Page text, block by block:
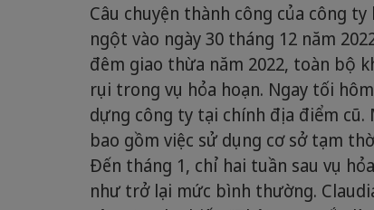
Câu chuyện thành công của công
ngột vào ngày 30 tháng 12 năm
đêm giao thừa năm 2022, toàn bộ
rụi trong vụ hỏa hoạn. Ngay tối
dựng công ty tại chính địa điểm
bao gồm việc sử dụng cơ sở tạm
Đến tháng 1, chỉ hai tuần sau vụ
như trở lại mức bình thường.